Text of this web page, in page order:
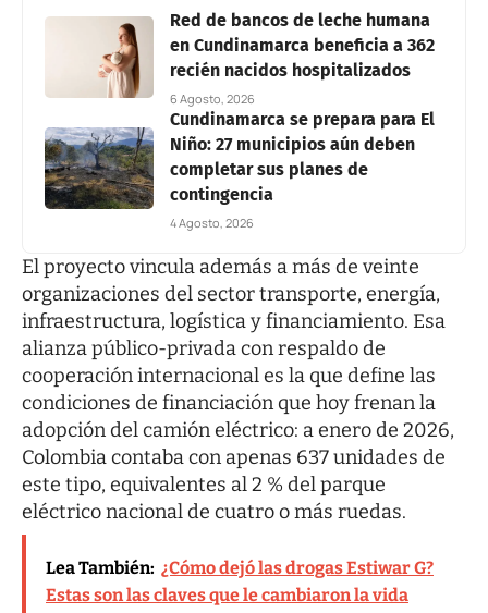
Red de bancos de leche humana
en Cundinamarca beneficia a 362
recién nacidos hospitalizados
6 Agosto, 2026
Cundinamarca se prepara para El
Niño: 27 municipios aún deben
completar sus planes de
contingencia
4 Agosto, 2026
El proyecto vincula además a más de veinte
organizaciones del sector transporte, energía,
infraestructura, logística y financiamiento. Esa
alianza público-privada con respaldo de
cooperación internacional es la que define las
condiciones de financiación que hoy frenan la
adopción del camión eléctrico: a enero de 2026,
Colombia contaba con apenas 637 unidades de
este tipo, equivalentes al 2 % del parque
eléctrico nacional de cuatro o más ruedas.
Lea También: ¿Cómo dejó las drogas Estiwar G?
Estas son las claves que le cambiaron la vida